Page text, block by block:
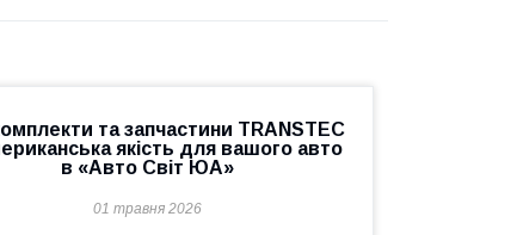
та запчастини TRANSTEC
якість для вашого авто
в «Авто Світ ЮА»
01 травня 2026